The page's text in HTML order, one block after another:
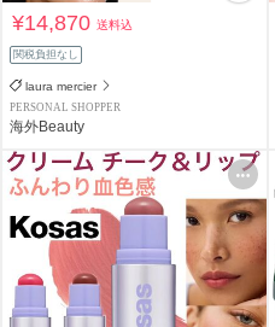
¥14,870送料込
関税負担なし
laura mercier
PERSONAL SHOPPER
海外Beauty